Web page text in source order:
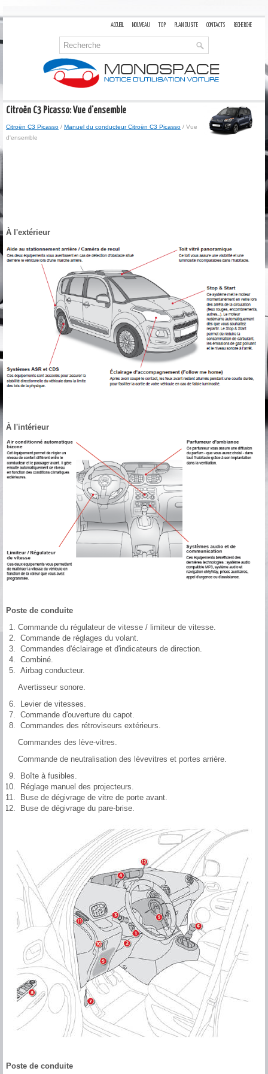
ACCUEIL NOUVEAU TOP PLAN DU SITE CONTACTS RECHERCHE
Citroën C3 Picasso: Vue d'ensemble
Citroën C3 Picasso / Manuel du conducteur Citroën C3 Picasso / Vue
d'ensemble
À l'extérieur
À l'intérieur
Poste de conduite
Commande du régulateur de vitesse / limiteur de vitesse.
Commande de réglages du volant.
Commandes d'éclairage et d'indicateurs de direction.
Combiné.
Airbag conducteur.
Avertisseur sonore.
Levier de vitesses.
Commande d'ouverture du capot.
Commandes des rétroviseurs extérieurs.
Commandes des lève-vitres.
Commande de neutralisation des lèvevitres et portes arrière.
Boîte à fusibles.
Réglage manuel des projecteurs.
Buse de dégivrage de vitre de porte avant.
Buse de dégivrage du pare-brise.
Poste de conduite